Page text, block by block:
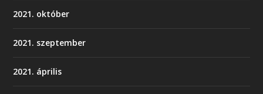
2021. október
2021. szeptember
2021. április